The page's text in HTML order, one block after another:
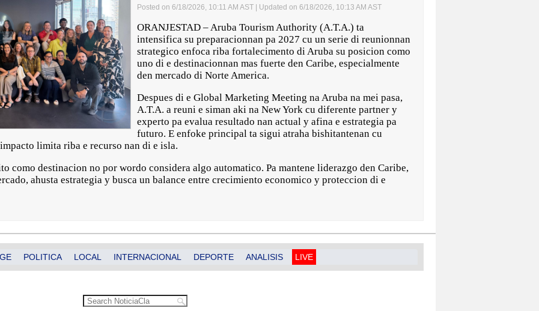
Posted on 6/18/2026, 10:11 AM AST | Updated on 6/18/2026, 10:13 AM AST
ORANJESTAD – Aruba Tourism Authority (A.T.A.) ta
intensifica su preparacionnan pa 2027 cu un serie di reunionnan
strategico enfoca riba fortalecimento di Aruba su posicion como
uno di e destinacionnan mas fuerte den Caribe, especialmente
den mercado di Norte America.
Despues di e Global Marketing Meeting na Aruba na mei pasa,
A.T.A. a reuni e siman aki na New York cu diferente partner y
experto pa evalua resultado nan actual y afina e estrategia pa
futuro. E enfoke principal ta sigui atraha bishitantenan cu
limita riba e recurso nan di e isla.
como destinacion no por wordo considera algo automatico. Pa mantene liderazgo den Caribe,
ahusta estrategia y busca un balance entre crecimiento economico y proteccion di e
POLITICA LOCAL INTERNACIONAL DEPORTE ANALISIS LIVE